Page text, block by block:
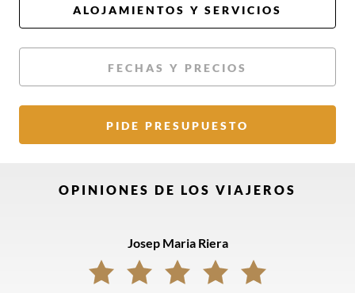
ALOJAMIENTOS Y SERVICIOS
FECHAS Y PRECIOS
PIDE PRESUPUESTO
OPINIONES DE LOS VIAJEROS
Josep Maria Riera